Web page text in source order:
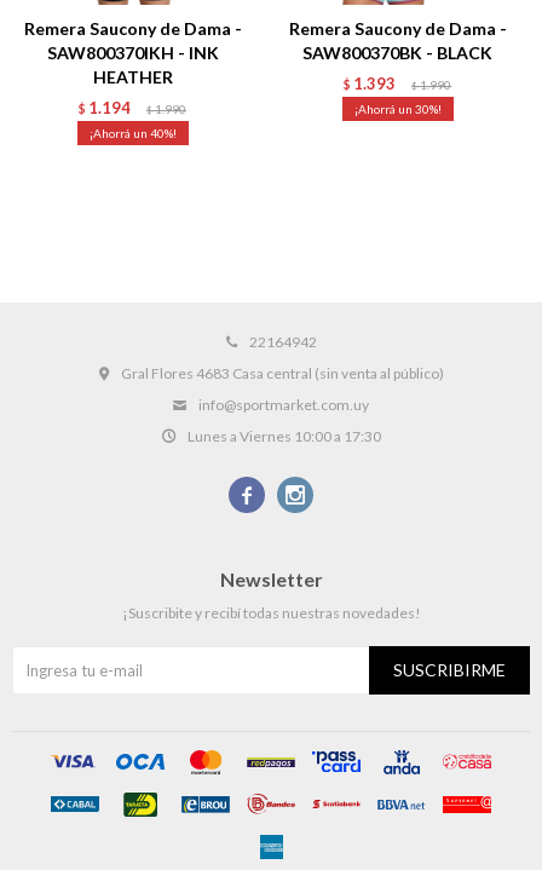
Remera Saucony de Dama -
SAW800370IKH - INK
HEATHER
$ 1.194 $ 1.990
40
Remera Saucony de Dama -
SAW800370BK - BLACK
$ 1.393 $ 1.990
30
22164942
Gral Flores 4683 Casa central (sin venta al público)
info@sportmarket.com.uy
Lunes a Viernes 10:00 a 17:30
 
Newsletter
¡Suscribite y recibí todas nuestras novedades!
SUSCRIBIRME